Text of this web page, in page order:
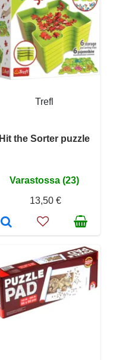
Trefl
Hit the Sorter puzzle
Varastossa (23)
13,50 €